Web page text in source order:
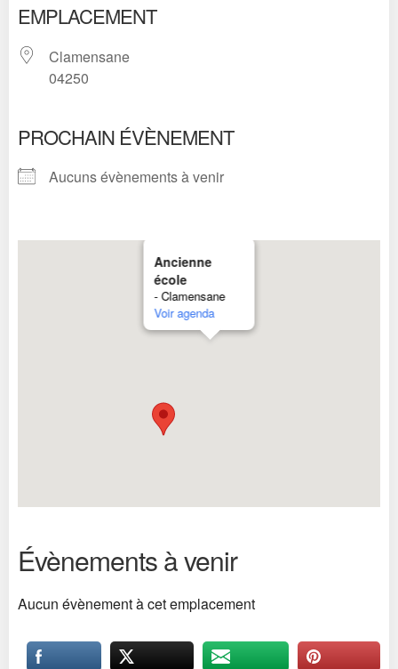
EMPLACEMENT
Clamensane
04250
PROCHAIN ÉVÈNEMENT
Aucuns évènements à venir
Ancienne
école
- Clamensane
Voir agenda
Évènements à venir
Aucun évènement à cet emplacement